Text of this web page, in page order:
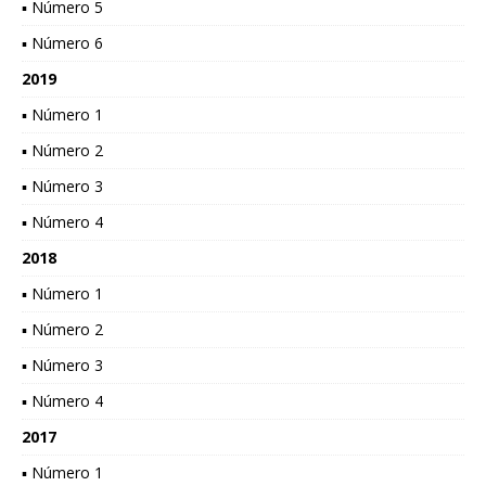
▪ Número 5
▪ Número 6
2019
▪ Número 1
▪ Número 2
▪ Número 3
▪ Número 4
2018
▪ Número 1
▪ Número 2
▪ Número 3
▪ Número 4
2017
▪ Número 1